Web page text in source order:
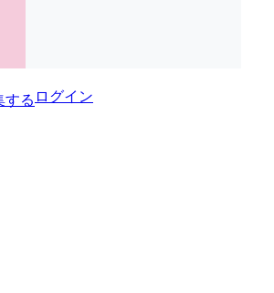
する ログイン